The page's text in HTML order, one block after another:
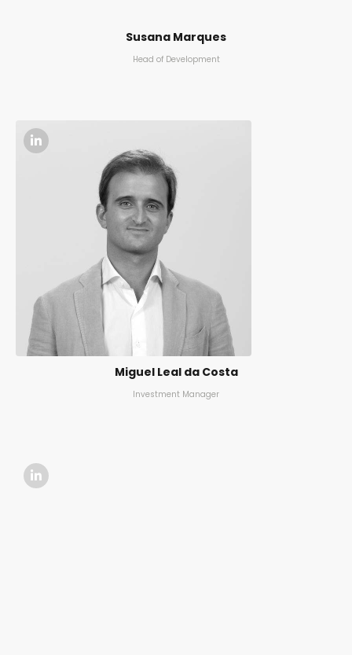
Susana Marques
Head of Development
Miguel Leal da Costa
Investment Manager